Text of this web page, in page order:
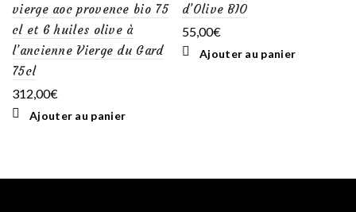
vierge aoc provence bio 75
cl et 6 huiles olive à
l’ancienne Vierge du Gard
75cl
312,00€
Ajouter au panier
d’Olive BIO
55,00€
Ajouter au panier